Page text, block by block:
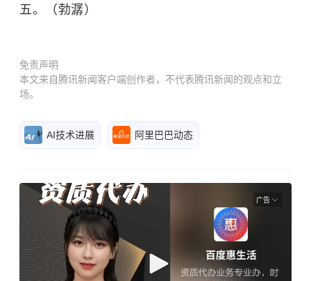
五。（勃潺）
免责声明
本文来自腾讯新闻客户端创作者，不代表腾讯新闻的观点和立
场。
AI技术进展 阿里巴巴动态
广告